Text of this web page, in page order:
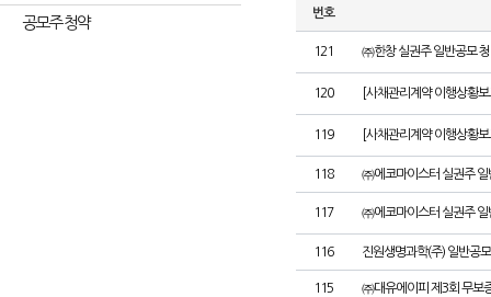
공모주 청약
번호
121 ㈜한창 실권주 일반공모
120 [사채관리계약 이행상황
119 [사채관리계약 이행상황
118 ㈜에코마이스터 실권주 일
117 ㈜에코마이스터 실권주 일
116 진원생명과학(주) 일반공
115 ㈜대유에이피 제3회 무보